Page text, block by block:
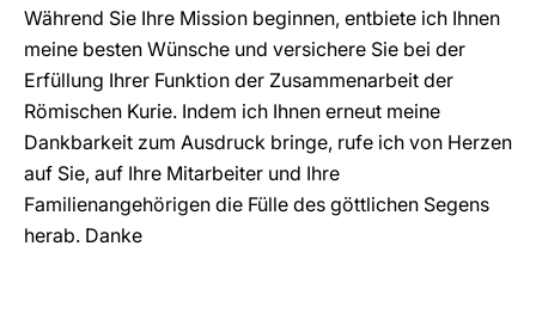
Während Sie Ihre Mission beginnen, entbiete ich Ihnen
meine besten Wünsche und versichere Sie bei der
Erfüllung Ihrer Funktion der Zusammenarbeit der
Römischen Kurie. Indem ich Ihnen erneut meine
Dankbarkeit zum Ausdruck bringe, rufe ich von Herzen
auf Sie, auf Ihre Mitarbeiter und Ihre
Familienangehörigen die Fülle des göttlichen Segens
herab. Danke